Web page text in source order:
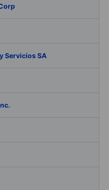
Servicios SA